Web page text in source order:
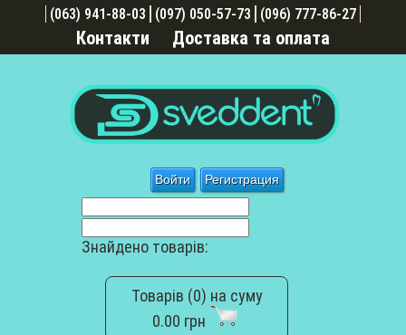
Войти Регистрация
(063) 941-88-03 (097) 050-57-73 (096) 777-86-27
Контакти Доставка та оплата
Знайдено товарів:
Товарів (0) на суму
0.00 грн